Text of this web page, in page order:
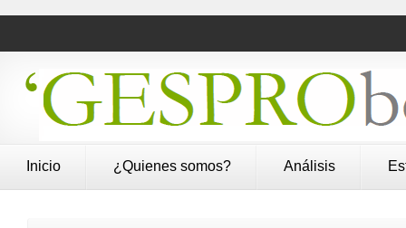
Inicio ¿Quienes somos? Análisis